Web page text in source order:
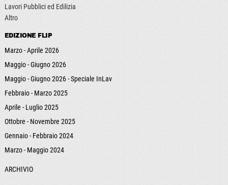
Lavori Pubblici ed Edilizia
Altro
EDIZIONE FLIP
Marzo - Aprile 2026
Maggio - Giugno 2026
Maggio - Giugno 2026 - Speciale InLav
Febbraio - Marzo 2025
Aprile - Luglio 2025
Ottobre - Novembre 2025
Gennaio - Febbraio 2024
Marzo - Maggio 2024
ARCHIVIO